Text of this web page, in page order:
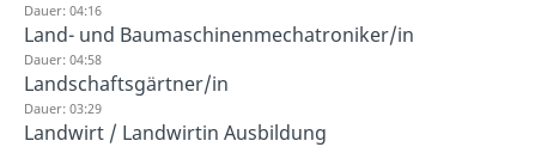
Dauer: 04:16
Land- und Baumaschinenmechatroniker/in
Dauer: 04:58
Landschaftsgärtner/in
Dauer: 03:29
Landwirt / Landwirtin Ausbildung